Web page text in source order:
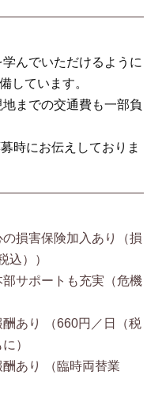
んでいただけるように
しています。
までの交通費も一部負
時にお伝えしておりま
損害保険加入あり（損
込））
サポートも充実（危機
あり （660円／⽇（税
）
あり （臨時両替業